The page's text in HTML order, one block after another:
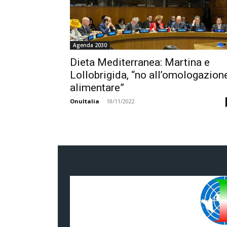
Agenda 2030
Dieta Mediterranea: Martina e
Lollobrigida, “no
alimentare”
OnuItalia - 18/11/2022